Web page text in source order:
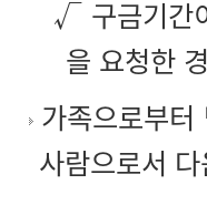
√ 구금기간
을 요청한
가족으로부터
사람으로서